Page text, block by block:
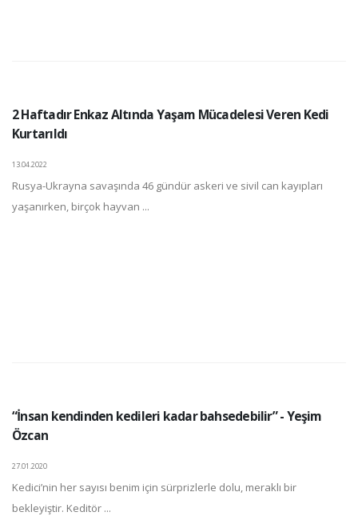
2 Haftadır Enkaz Altında Yaşam Mücadelesi Veren Kedi
Kurtarıldı
13.04.2022
Rusya-Ukrayna savaşında 46 gündür askeri ve sivil can kayıpları
yaşanırken, birçok hayvan ...
“İnsan kendinden kedileri kadar bahsedebilir” - Yeşim
Özcan
27.01.2020
Kedici’nin her sayısı benim için sürprizlerle dolu, meraklı bir
bekleyiştir. Keditör ...